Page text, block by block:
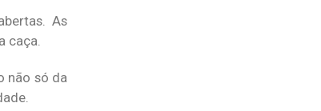
As
caça.
não só da